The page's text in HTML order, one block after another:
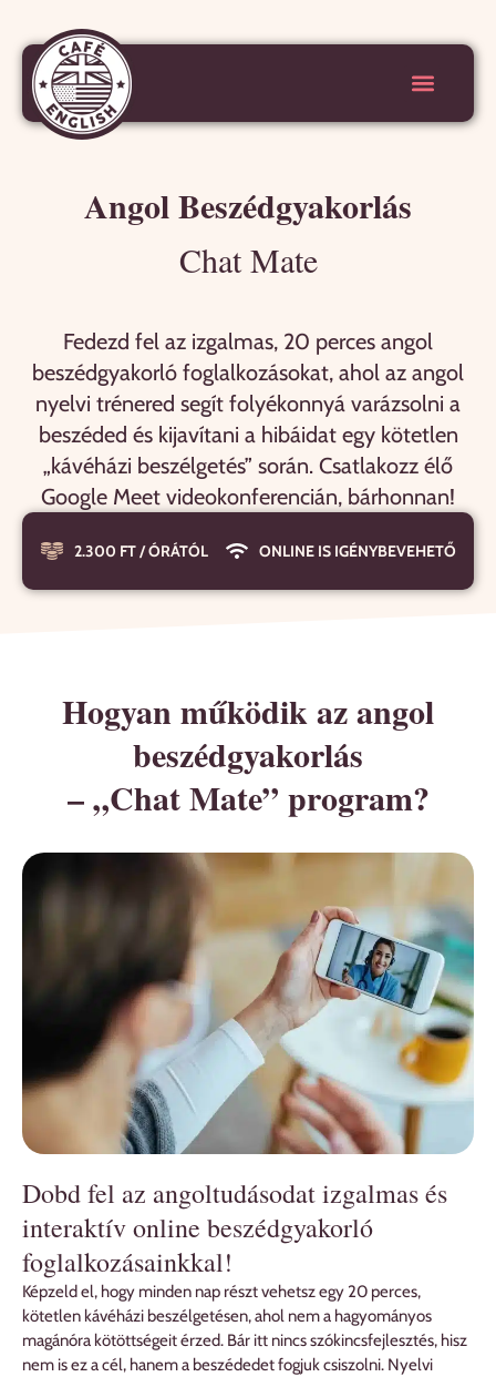
Angol Beszédgyakorlás
Chat Mate
Fedezd fel az izgalmas, 20 perces angol
beszédgyakorló foglalkozásokat, ahol az angol
nyelvi trénered segít folyékonnyá varázsolni a
beszéded és kijavítani a hibáidat egy kötetlen
„kávéházi beszélgetés” során. Csatlakozz élő
Google Meet videokonferencián, bárhonnan!
2.300 FT / ÓRÁTÓL ONLINE IS IGÉNYBEVEHETŐ
Hogyan működik az angol
beszédgyakorlás
– „Chat Mate” program?
Dobd fel az angoltudásodat izgalmas és
interaktív online beszédgyakorló
foglalkozásainkkal!
Képzeld el, hogy minden nap részt vehetsz egy 20 perces,
kötetlen kávéházi beszélgetésen, ahol nem a hagyományos
magánóra kötöttségeit érzed. Bár itt nincs szókincsfejlesztés, hisz
nem is ez a cél, hanem a beszédedet fogjuk csiszolni. Nyelvi